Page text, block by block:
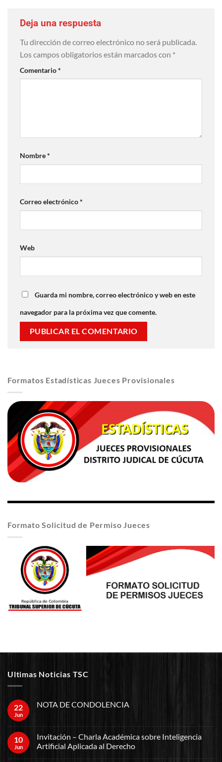
Deja una respuesta
Tu dirección de correo electrónico no será publicada.
Los campos obligatorios están marcados con *
Comentario*
Nombre*
Correo electrónico*
Web
Guarda mi nombre, correo electrónico y web en este
navegador para la próxima vez que comente.
Formatos Estadísticas Jueces Provisionales
Formato Solicitud de Permiso Jueces
Ultimas Noticias TSC
22
Jun
NOTA DE CONDOLENCIA
10
Jun
Invitación – Charla Académica sobre Inteligencia
Artificial Aplicada al Derecho